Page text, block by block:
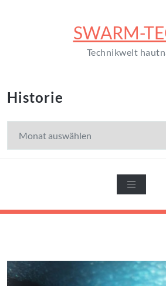
SWARM-
Technikwelt
Historie